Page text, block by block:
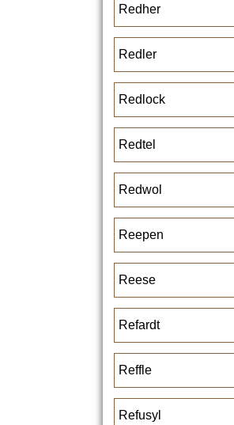
Redher
Redler
Redlock
Redtel
Redwol
Reepen
Reese
Refardt
Reffle
Refusyl